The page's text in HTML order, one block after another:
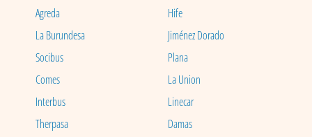
Agreda
Hife
La Burundesa
Jiménez Dorado
Socibus
Plana
Comes
La Union
Interbus
Linecar
Therpasa
Damas